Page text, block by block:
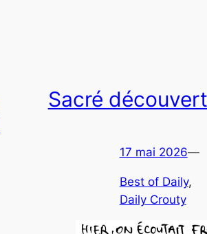
Sacré
17 mai 2026—
Best of Daily
Daily Crouty